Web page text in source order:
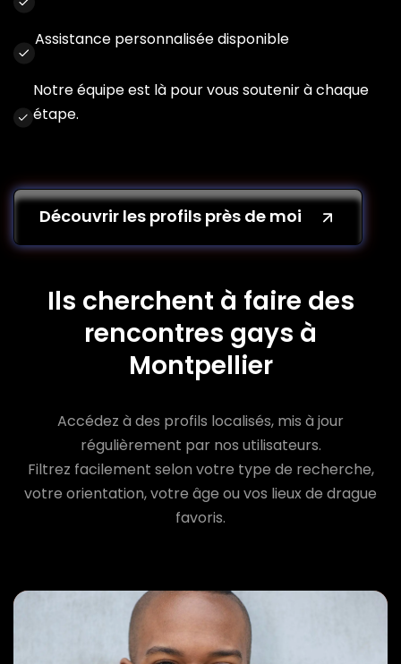
Assistance personnalisée disponible
Notre équipe est là pour vous soutenir à chaque
étape.
Découvrir les profils près de moi
Ils cherchent à faire des
rencontres gays à
Montpellier
Accédez à des profils localisés, mis à jour
régulièrement par nos utilisateurs.
Filtrez facilement selon votre type de recherche,
votre orientation, votre âge ou vos lieux de drague
favoris.